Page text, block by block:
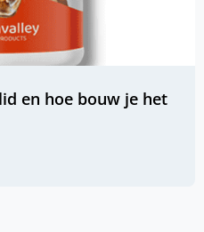
en hoe bouw je het